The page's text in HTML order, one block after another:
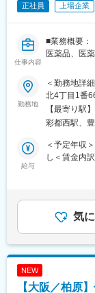
■扱うサービス
■組織構成
人事部 組織
■業務の魅力
個別実務対
貢献できる
プ会社を横
■教育体制
フレックス
■想定される
正社員 上場企業
仕事内容
■業務概要：
医薬品、医
任せします。
・国内外の
の可能
性もあり）
※ご入社後
あとで監査
す。
・課長の補
※各種プロ
書等のカイ
・製品設計
勤務地
＜勤務地詳
北4丁目1番
受動喫煙対
（リモート
【最寄り駅】
彩都西駅、
給与
＜予定年収
し＜賃金内
金額であり
は固定手当
気
NEW
【大阪／柏原